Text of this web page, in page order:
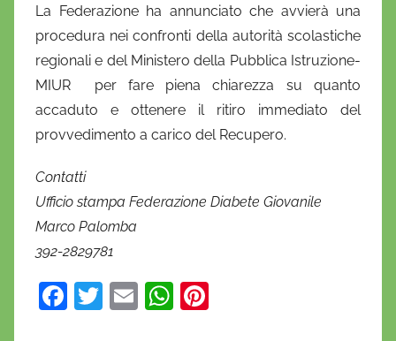
La Federazione ha annunciato che avvierà una
procedura nei confronti della autorità scolastiche
regionali e del Ministero della Pubblica Istruzione-
MIUR per fare piena chiarezza su quanto
accaduto e ottenere il ritiro immediato del
provvedimento a carico del Recupero.
Contatti
Ufficio stampa Federazione Diabete Giovanile
Marco Palomba
392-2829781
F
T
E
W